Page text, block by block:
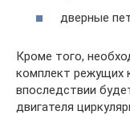
дверные
Кроме того,
комплект режущих
впоследствии
двигателя